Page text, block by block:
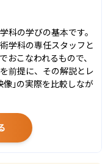
科の学びの基本です。
学科の専任スタッフと
こなわれるもので、
前提に、その解説とレ
像｣の実際を比較しなが